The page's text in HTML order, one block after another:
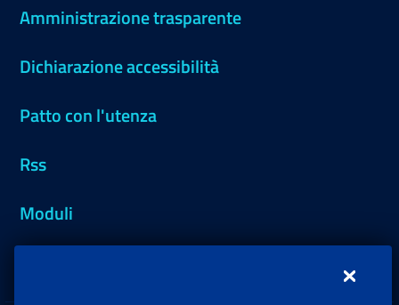
Amministrazione trasparente
Dichiarazione accessibilità
Patto con l'utenza
Rss
Moduli